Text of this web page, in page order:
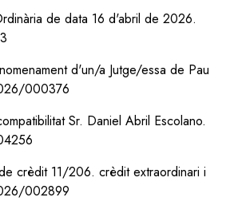
de data 16 d'abril de 2026.
d'un/a Jutge/essa de Pau
000376
Sr. Daniel Abril Escolano.
crèdit 11/206. crèdit extraordinari i
002899